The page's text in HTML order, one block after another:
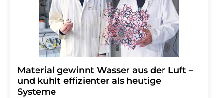
Material gewinnt Wasser aus der Luft –
und kühlt effizienter als heutige
Systeme